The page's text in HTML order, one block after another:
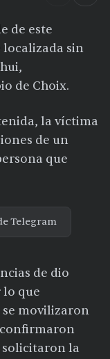
de este
sin
de Choix.
la víctima
de un
que
Telegram
de dio
lo que
se movilizaron
solicitaron la